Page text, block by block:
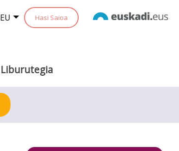
EU Hasi Saioa
Liburutegia